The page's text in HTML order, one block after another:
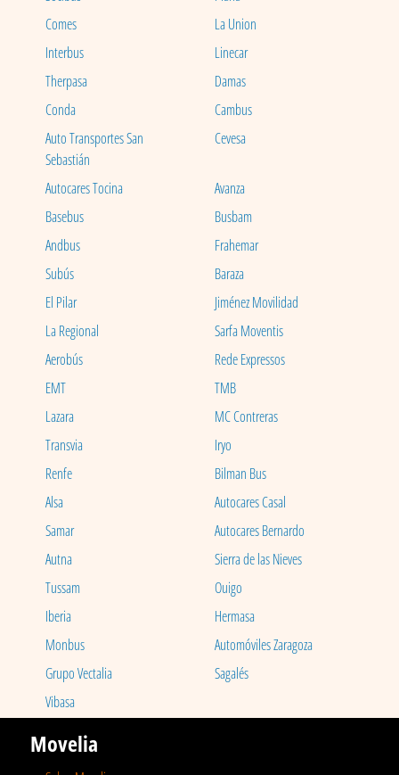
Comes
La Union
Interbus
Linecar
Therpasa
Damas
Conda
Cambus
Auto Transportes San
Sebastián
Cevesa
Autocares Tocina
Avanza
Basebus
Busbam
Andbus
Frahemar
Subús
Baraza
El Pilar
Jiménez Movilidad
La Regional
Sarfa Moventis
Aerobús
Rede Expressos
EMT
TMB
Lazara
MC Contreras
Transvia
Iryo
Renfe
Bilman Bus
Alsa
Autocares Casal
Samar
Autocares Bernardo
Autna
Sierra de las Nieves
Tussam
Ouigo
Iberia
Hermasa
Monbus
Automóviles Zaragoza
Grupo Vectalia
Sagalés
Vibasa
Movelia